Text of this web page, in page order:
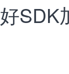
好SDK